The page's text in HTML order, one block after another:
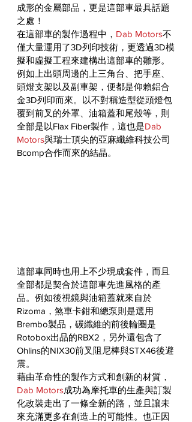
成形的金屬部品，更是這部車最具話題
之處！
在這部車的製作過程中， Dab Motors不
僅大量運用了3D列印技術，更透過3D模
擬和虛擬工程來建構出這部車的雛形。
例如上出頭周邊的上三角台、把手座、
頭燈支架以及副車架，便都是仰賴鋁合
金3D列印而來。以不對稱造型從頭燈包
覆到前叉的外罩、油箱蓋和尾殼等，則
全部是以Flax Fiber製作，這也是Dab
Motors與瑞士頂尖的亞麻纖維科技公司
Bcomp合作而來的結晶。
這部車同時也用上不少現成套件，而且
全部都是契合於這部車先進風格的產
品。例如後視鏡與油箱蓋就來自於
Rizoma，煞車卡鉗和總泵則是選用
Brembo製品，碳纖維的前後輪圈是
Rotobox出品的RBX2，另外還包含了
Ohlins的NIX30前叉阻尼棒與STX46後避
震。
藉由革命性的製作方式和創新的材質，
Dab Motors成功為摩托車的生產與訂製
化改裝走出了一條全新的路，並且讓未
來充滿更多在創造上的可能性。也正因